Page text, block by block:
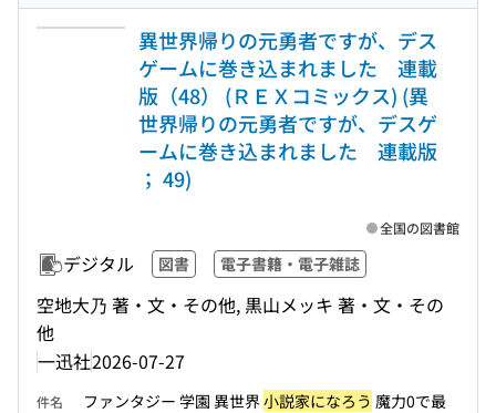
異世界帰りの元勇者ですが、デス
ゲームに巻き込まれました 連載
版（48） (ＲＥＸコミックス) (異
世界帰りの元勇者ですが、デスゲ
ームに巻き込まれました 連載版
； 49)
デジタル 図書 電子書籍・電子雑誌
空地大乃 著・文・その他, 黒山メッキ 著・文・その
他
一迅社2026-07-27
全国の図書館
件名 ファンタジー 学園 異世界小説家になろう 魔力0で最